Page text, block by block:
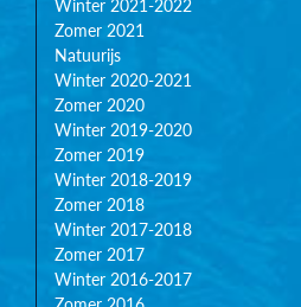
Winter 2021-2022
Zomer 2021
Natuurijs
Winter 2020-2021
Zomer 2020
Winter 2019-2020
Zomer 2019
Winter 2018-2019
Zomer 2018
Winter 2017-2018
Zomer 2017
Winter 2016-2017